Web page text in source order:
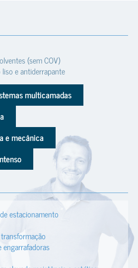
(sem COV)
e antiderrapante
multicamadas
e mecânica
estacionamento
engarrafadoras